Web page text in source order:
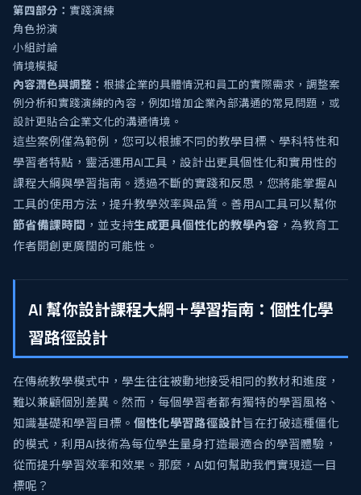
第四部分： 實踐演練
角色扮演
小組討論
情境模擬
內容潤色與調整： 根據企業的具體情況和員工的實際需求，調整案
例分析和實踐演練的內容，例如增加企業內部溝通的常見問題，或
設計更貼合企業文化的溝通情境。
這些案例僅為範例，您可以根據不同的教學目標、學科特性和
學習者特點，靈活運用AI工具，設計出更具個性化和實用性的
課程大綱與學習指南。透過不斷的實踐和反思，您將能掌握AI
工具的使用方法，提升教學效率與品質。善用AI工具可以幫你
節省備課時間 ，並支持生成更具個性化的教學內容 ，為教育工
作者開創更廣闊的可能性。
AI 幫你設計課程大綱＋學習指南：個性化學
習路徑設計
在傳統教學模式中，學生往往被動地接受相同的教材和進度，
難以兼顧個別差異。然而，每個學習者都有獨特的學習風格、
知識基礎和學習目標。 個性化學習路徑設計旨在打破這種僵化
的模式，利用AI技術為每位學生量身打造最適合的學習體驗，
從而提升學習效率和效果。那麼，AI如何幫助我們實現這一目
標呢？